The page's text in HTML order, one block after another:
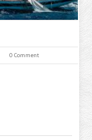
0 Comment